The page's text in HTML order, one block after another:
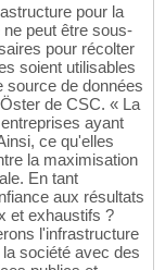
pour la
peut être sous-
pour récolter
soient utilisables
source de données
de CSC. « La
ayant
ce qu'elles
la maximisation
En tant
aux résultats
et exhaustifs ?
l'infrastructure
société avec des